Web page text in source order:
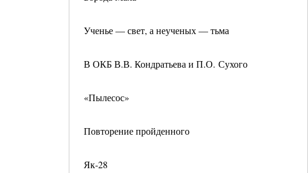
Ученье — свет, а неученых — тьма
В ОКБ В.В. Кондратьева и П.О. Сухого
«Пылесос»
Повторение пройденного
Як-28